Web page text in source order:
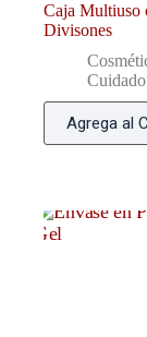
Caja Multiuso
Divisones
Agrega al